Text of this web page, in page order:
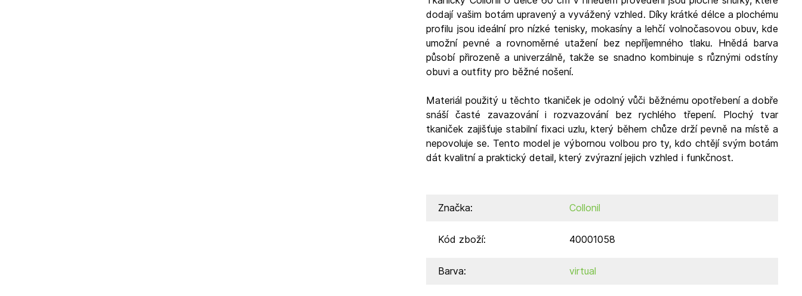
dodají vašim botám upravený a vyvážený vzhled. Díky krátké délce a plochému
profilu jsou ideální pro nízké tenisky, mokasíny a lehčí volnočasovou obuv, kde
umožní pevné a rovnoměrné utažení bez nepříjemného tlaku. Hnědá barva
působí přirozeně a univerzálně, takže se snadno kombinuje s různými odstíny
obuvi a outfity pro běžné nošení.
Materiál použitý u těchto tkaniček je odolný vůči běžnému opotřebení a dobře
snáší časté zavazování i rozvazování bez rychlého třepení. Plochý tvar
tkaniček zajišťuje stabilní fixaci uzlu, který během chůze drží pevně na místě a
nepovoluje se. Tento model je výbornou volbou pro ty, kdo chtějí svým botám
dát kvalitní a praktický detail, který zvýrazní jejich vzhled i funkčnost.
Značka: Collonil
Kód zboží: 40001058
Barva: virtual